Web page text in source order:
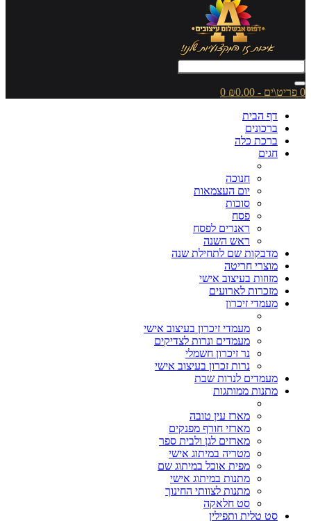
0 פריט\ים - ₪0.00
0
דף הבית
ברכונים
ברכת כלה
חגים
חנוכה
יום העצמאות
סוכות
פסח
ראנרים לפסח
ראש השנה
מדבקות שם לתחילת שנה
מוצרי חריטה
מזוזות בעיצוב אישי
מזכרות לארועים
מעמדי זיכרון
מעמדי זיכרון בעיצוב אישי
מעמדים ונרות לצדיקים
נר זיכרון חשמלי
נרות זכרון בעיצוב אישי
מעמדים לנרות שבת
מתנות ממותגות
מארז עין טובה
מארזי חורף מפנקים
מארזים לגן ולבית ספר
מטריה במיתוג אישי
מפית אוכל במיתוג שם
מתנות במיתוג אישי
מתנות לצוותי החינוך
סט חלאקה
סט טלית ותפילין